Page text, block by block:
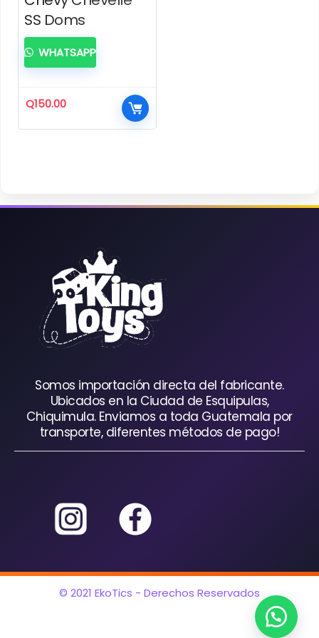
SS Doms
Q150.00
WHATSAPP
Somos importación directa del fabricante.
Ubicados en la Ciudad de Esquipulas,
Chiquimula. Enviamos a toda Guatemala por
transporte, diferentes métodos de pago!
© 2021 EkoTics - Derechos Reservados